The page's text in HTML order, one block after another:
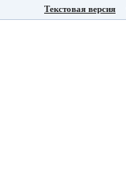
Текстовая версия